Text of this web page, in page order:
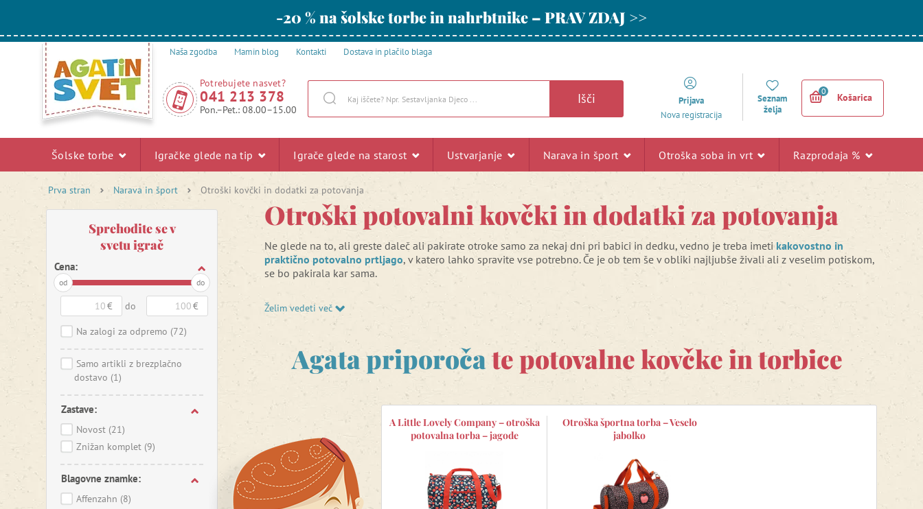
-20 % na šolske torbe in nahrbtnike – PRAV ZDAJ >>
Naša zgodba Mamin blog Kontakti Dostava in plačilo blaga
Potrebujete nasvet?
041 213 378
Pon.–Pet.: 08.00–15.00
Išči
Prijava
Nova registracija
Seznam
želja
0
Košarica
Šolske torbe Igračke glede na tip Igrače glede na starost Ustvarjanje Narava in šport Otroška soba in vrt Razprodaja %
Prva stran Narava in šport Otroški kovčki in dodatki za potovanja
Sprehodite se v
svetu igrač
Cena:
od do
€ do €
Na zalogi za odpremo (72)
Samo artikli z brezplačno
dostavo (1)
Zastave:
Novost (21)
Znižan komplet (9)
Blagovne znamke:
Affenzahn (8)
Otroški potovalni kovčki in dodatki za potovanja
Ne glede na to, ali greste daleč ali pakirate otroke samo za nekaj dni pri babici in dedku, vedno je treba imetikakovostno in
praktično potovalno prtljago, v katero lahko spravite vse potrebno. Če je ob tem še v obliki najljubše živali ali z veselim potiskom,
se bo pakirala kar sama.
Ali ima vaš otrok rad pri svojih stvareh red, čeprav se pripravlja le
za vikend pri babici ? Potem bo oboževal tudi izviren
otroški
kovček iz blaga s krasnim motivom. Vse stvari bodo v njem vedno pregledno poravnane.
Vas čaka veliki družinski dopust? Kaj pravite na otroški potovalni kovček na kolescih z živalskim motivom
družba na vašem vsakem potovanju? V istem motivu lahko izberete tudi potovalni kozmetični kovček.
Želim vedeti več
Agata priporočate potovalne kovčke in torbice
A Little Lovely Company – otroška
potovalna torba – jagode
Otroška športna torba – Veselo
jabolko